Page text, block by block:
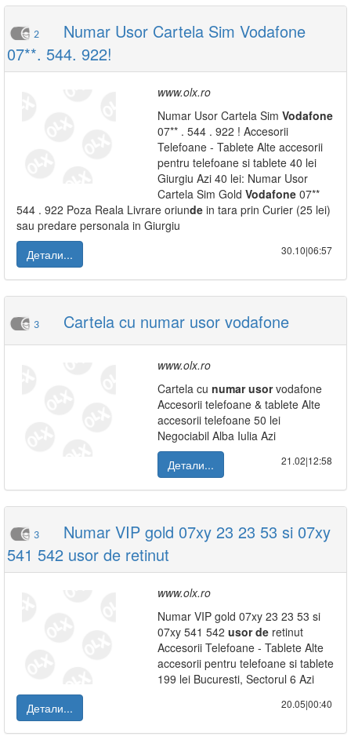
2
Numar Usor Cartela Sim Vodafone
07**. 544. 922!
www.olx.ro
Numar Usor Cartela Sim Vodafone
07** . 544 . 922 ! Accesorii
Telefoane - Tablete Alte accesorii
pentru telefoane si tablete 40 lei
Giurgiu Azi 40 lei: Numar Usor
Cartela Sim Gold Vodafone 07**
544 . 922 Poza Reala Livrare oriunde in tara prin Curier (25 lei)
sau predare personala in Giurgiu
Детали...
30.10|06:57
3 Cartela cu numar usor vodafone
www.olx.ro
Cartela cu numar usorvodafone
Accesorii telefoane & tablete Alte
accesorii telefoane 50 lei
Negociabil Alba Iulia Azi
Детали...
21.02|12:58
3
Numar VIP gold 07xy 23 23 53 si 07xy
541 542 usor de retinut
www.olx.ro
Numar VIP gold 07xy 23 23 53 si
07xy 541 542 usor de retinut
Accesorii Telefoane - Tablete Alte
accesorii pentru telefoane si tablete
199 lei Bucuresti, Sectorul 6 Azi
Детали...
20.05|00:40